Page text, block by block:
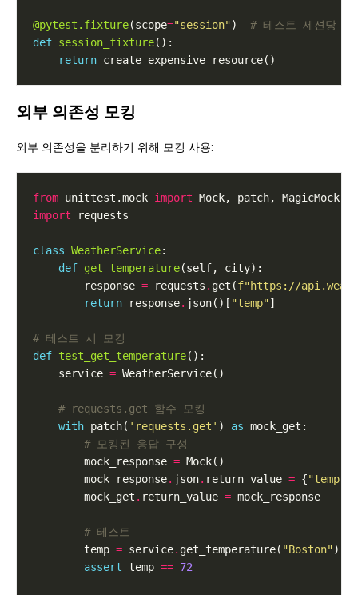
@pytest.fixture(scope="session") # 테스트 세션당
def session_fixture
return
외부 의존성 모킹
외부 의존성을 분리하기 위해 모킹 사용:
from unittest.mock import
import
class WeatherService
def get_temperature
        response
= requests . get(f"https://
return response. json()[ "temp"
# 테스트 시 모킹
def test_get_temperature
    service
=
# requests.get 함수 모킹
with patch( 'requests.get' ) as
# 모킹된 응답 구성
        mock_response
=
        mock_response
. json. return_value = {"temp"
        mock_get
. return_value =
# 테스트
        temp
= service. get_temperature( "Boston"
assert temp == 72